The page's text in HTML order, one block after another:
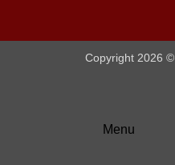
Copyright 2026 ©
Menu